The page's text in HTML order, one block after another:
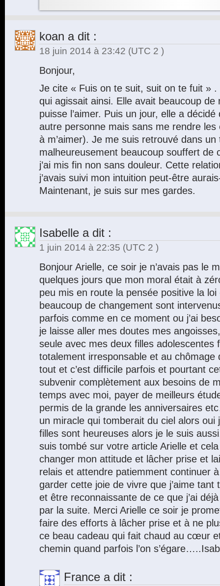
koan a dit :
18 juin 2014 à 23:42 (UTC 2 )
Bonjour,
Je cite « Fuis on te suit, suit on te fuit » .
qui agissait ainsi. Elle avait beaucoup de
puisse l’aimer. Puis un jour, elle a décidé
autre personne mais sans me rendre les
à m’aimer). Je me suis retrouvé dans un
malheureusement beaucoup souffert de
j’ai mis fin non sans douleur. Cette
j’avais suivi mon intuition peut-être
Maintenant, je suis sur mes gardes.
Isabelle a dit :
1 juin 2014 à 22:35 (UTC 2 )
Bonjour Arielle, ce soir je n’avais pas le
quelques jours que mon moral était à
peu mis en route la pensée positive la loi
beaucoup de changement sont
parfois comme en ce moment ou j’ai
je laisse aller mes doutes mes
seule avec mes deux filles adolescentes
totalement irresponsable et au chômage
tout et c’est difficile parfois et pourtant
subvenir complètement aux besoins de
temps avec moi, payer de meilleurs
permis de la grande les anniversaires
un miracle qui tomberait du ciel alors oui
filles sont heureuses alors je le suis
suis tombé sur votre article Arielle et cela
changer mon attitude et lâcher prise et
relais et attendre patiemment continuer
garder cette joie de vivre que j’aime
et être reconnaissante de ce que j’ai
par la suite. Merci Arielle ce soir je
faire des efforts à lâcher prise et à ne
ce beau cadeau qui fait chaud au cœur
chemin quand parfois l’on
France a dit :